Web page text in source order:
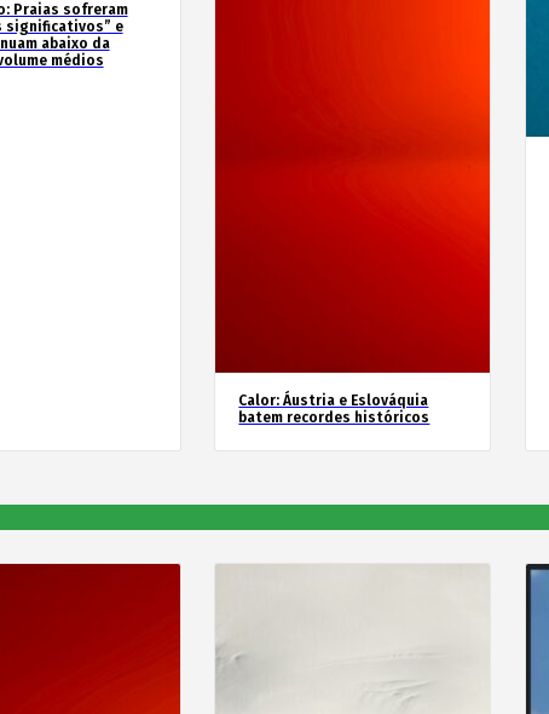
Praias sofreram
significativos” e
abaixo da
médios
Calor: Áustria e Eslováquia
batem recordes históricos